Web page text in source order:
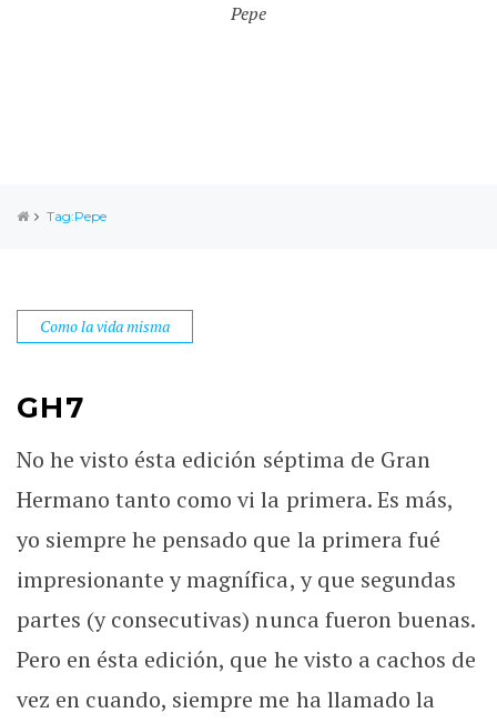
Pepe
Tag:Pepe
Como la vida misma
GH7
No he visto ésta edición séptima de Gran
Hermano tanto como vi la primera. Es más,
yo siempre he pensado que la primera fué
impresionante y magnífica, y que segundas
partes (y consecutivas) nunca fueron buenas.
Pero en ésta edición, que he visto a cachos de
vez en cuando, siempre me ha llamado la